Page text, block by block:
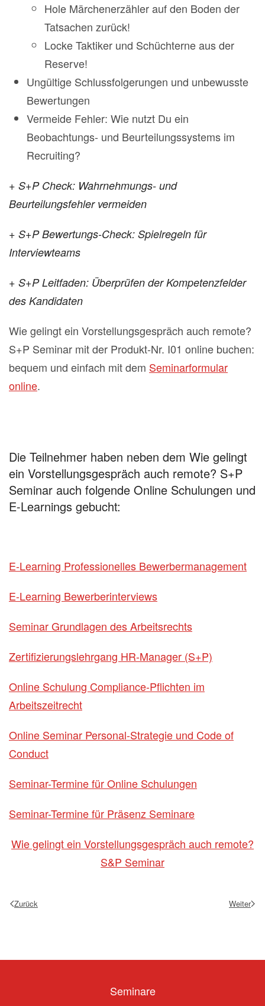
Hole Märchenerzähler auf den Boden der
Tatsachen zurück!
Locke Taktiker und Schüchterne aus der
Reserve!
Ungültige Schlussfolgerungen und unbewusste
Bewertungen
Vermeide Fehler: Wie nutzt Du ein
Beobachtungs- und Beurteilungssystems im
Recruiting?
+ S+P Check: Wahrnehmungs- und
Beurteilungsfehler vermeiden
+ S+P Bewertungs-Check: Spielregeln für
Interviewteams
+ S+P Leitfaden: Überprüfen der Kompetenzfelder
des Kandidaten
Wie gelingt ein Vorstellungsgespräch auch remote?
S+P Seminar mit der Produkt-Nr. I01 online buchen:
bequem und einfach mit dem Seminarformular
online.
Die Teilnehmer haben neben dem Wie gelingt
ein Vorstellungsgespräch auch remote? S+P
Seminar auch folgende Online Schulungen und
E-Learnings gebucht:
E-Learning Professionelles Bewerbermanagement
E-Learning Bewerberinterviews
Seminar Grundlagen des Arbeitsrechts
Zertifizierungslehrgang HR-Manager (S+P)
Online Schulung Compliance-Pflichten im
Arbeitszeitrecht
Online Seminar Personal-Strategie und Code of
Conduct
Seminar-Termine für Online Schulungen
Seminar-Termine für Präsenz Seminare
Wie gelingt ein Vorstellungsgespräch auch remote?
S&P Seminar
Zurück Weiter
Seminare